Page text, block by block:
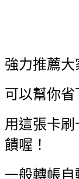
強力推薦
可以幫你
用這張卡刷
饋喔！
一般轉帳自